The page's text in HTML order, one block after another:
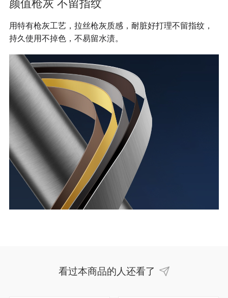
颜值枪灰 不留指纹
用特有枪灰工艺，拉丝枪灰质感，耐脏好打理不留指纹，
持久使用不掉色，不易留水渍。
看过本商品的人还看了